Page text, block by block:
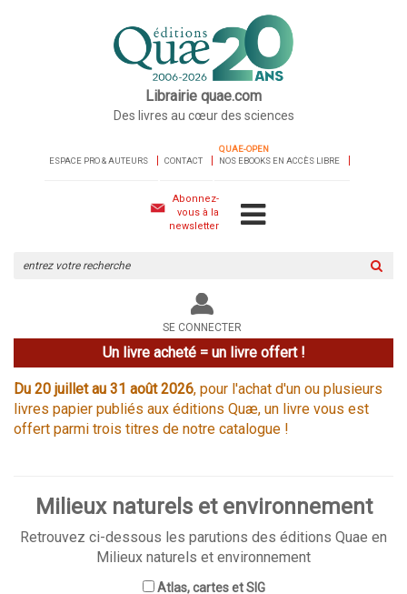
Librairie quae.com
Des livres au cœur des sciences
ESPACE PRO & AUTEURS CONTACT
QUAE-OPEN
NOS EBOOKS EN ACCÈS LIBRE
Abonnez-
vous à la
newsletter
le
site
SE CONNECTER
Un livre acheté = un livre offert !
Du 20 juillet au 31 août 2026, pour l'achat d'un ou plusieurs
livres papier publiés aux éditions Quæ, un livre vous est
offert parmi trois titres de notre catalogue !
Milieux naturels et environnement
Retrouvez ci-dessous les parutions des éditions Quae en
Milieux naturels et environnement
Atlas, cartes et SIG